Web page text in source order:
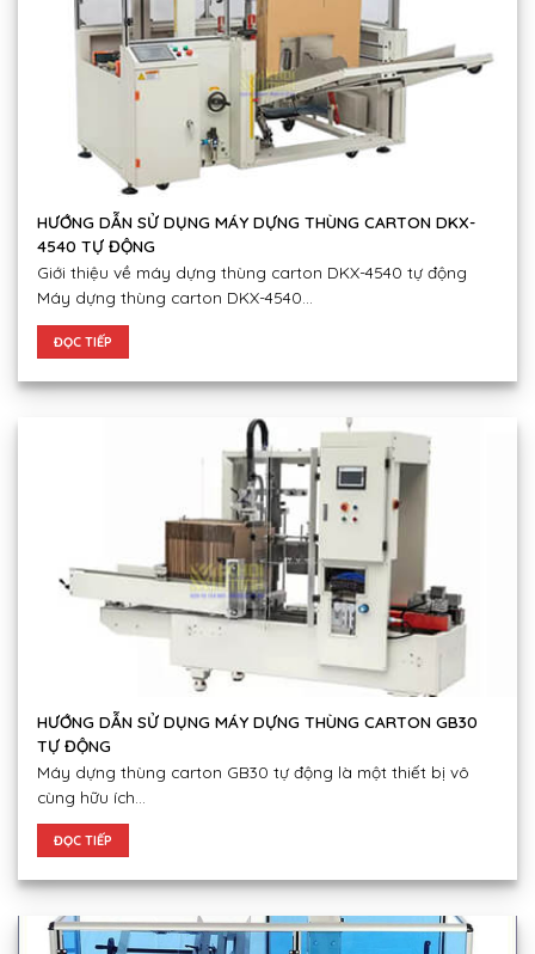
HƯỚNG DẪN SỬ DỤNG MÁY DỰNG THÙNG CARTON DKX-
4540 TỰ ĐỘNG
Giới thiệu về máy dựng thùng carton DKX-4540 tự động
Máy dựng thùng carton DKX-4540...
ĐỌC TIẾP
HƯỚNG DẪN SỬ DỤNG MÁY DỰNG THÙNG CARTON GB30
TỰ ĐỘNG
Máy dựng thùng carton GB30 tự động là một thiết bị vô
cùng hữu ích...
ĐỌC TIẾP